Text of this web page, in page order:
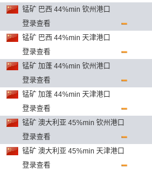
锰矿 巴西 44%min 钦州港口
登录查看
锰矿 巴西 44%min 天津港口
登录查看
锰矿 加蓬 44%min 钦州港口
登录查看
锰矿 加蓬 44%min 天津港口
登录查看
锰矿 澳大利亚 45%min 钦州港口
登录查看
锰矿 澳大利亚 45%min 天津港口
登录查看